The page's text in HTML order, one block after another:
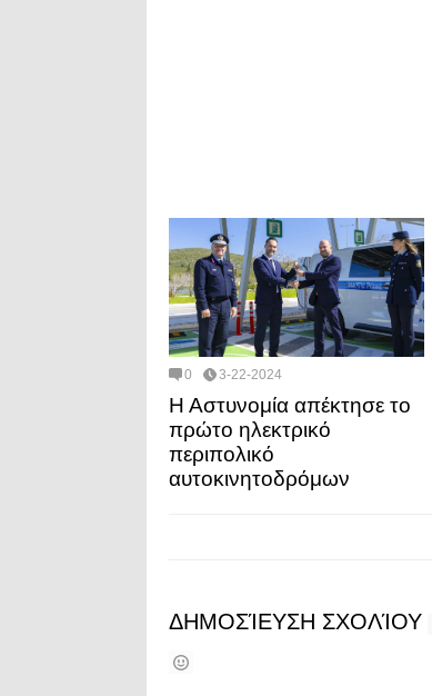
0 3-22-2024
Η Αστυνομία απέκτησε το
πρώτο ηλεκτρικό
περιπολικό
αυτοκινητοδρόμων
ΔΗΜΟΣΊΕΥΣΗ ΣΧΟΛΊΟΥ